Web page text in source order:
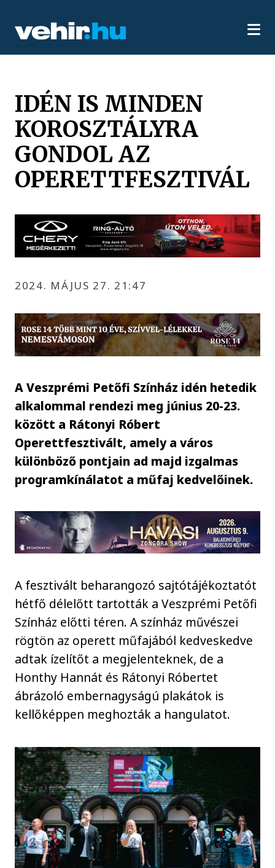
IDÉN IS MINDEN
KOROSZTÁLYRA
GONDOL AZ
OPERETTFESZTIVÁL
2024. MÁJUS 27. 21:47
A Veszprémi Petőfi Színház idén hetedik
alkalommal rendezi meg június 20-23.
között a Rátonyi Róbert
Operettfesztivált, amely a város
különböző pontjain ad majd izgalmas
programkínálatot a műfaj kedvelőinek.
A fesztivált beharangozó sajtótájékoztatót
hétfő délelőtt tartották a Veszprémi Petőfi
Színház előtti téren. A színház művészei
rögtön az operett műfajából kedveskedve
adtak ízelítőt a megjelenteknek, de a
Honthy Hannát és Rátonyi Róbertet
ábrázoló embernagyságú plakátok is
kellőképpen meghozták a hangulatot.